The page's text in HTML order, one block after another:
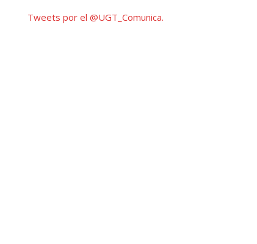
Tweets por el @UGT_Comunica.